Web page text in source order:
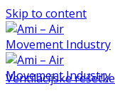
Skip to content
Ventilacijske rešetke